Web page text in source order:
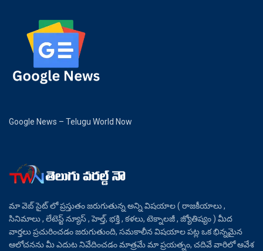
Google News – Telugu World Now
మా వెబ్ సైట్ లో ప్రస్తుతం జరుగుతున్న అన్ని విషయాల ( రాజకీయాలు ,
సినిమాలు , లేటెస్ట్ న్యూస్ , హెల్త్, భక్తి , కళలు, టెక్నాలజీ , జ్యోతిష్యం ) మీద
వార్తలు ప్రచురించడం జరుగుతుంది, సమకాలీన విషయాల పట్ల ఒక భిన్నమైన
ఆలోచనను మీ ఎదుట నివేదించడం మాత్రమే మా ప్రయత్నం, చదివే వారిలో ఆవేశ